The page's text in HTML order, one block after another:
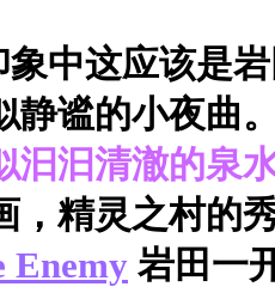
象中这应该是
静谧的小夜曲
汩汩清澈的泉
，精灵之村的
Enemy 岩田一